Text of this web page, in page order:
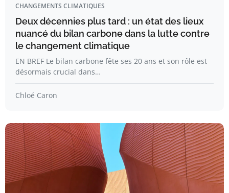
CHANGEMENTS CLIMATIQUES
Deux décennies plus tard : un état des lieux
nuancé du bilan carbone dans la lutte contre
le changement climatique
EN BREF Le bilan carbone fête ses 20 ans et son rôle est
désormais crucial dans…
Chloé Caron